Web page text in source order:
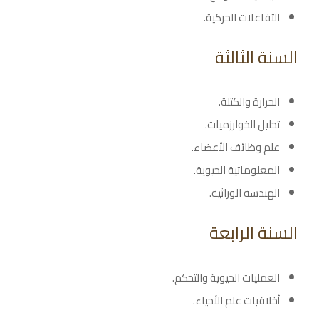
التفاعلات الحركية.
السنة الثالثة
الحرارة والكتلة.
تحليل الخوارزميات.
علم وظائف الأعضاء.
المعلوماتية الحيوية.
الهندسة الوراثية.
السنة الرابعة
العمليات الحيوية والتحكم.
أخلاقيات علم الأحياء.